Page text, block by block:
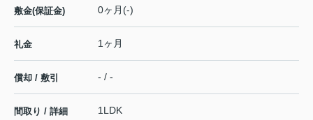
敷金(保証金) 0ヶ月(-)
礼金 1ヶ月
償却 / 敷引 - / -
間取り / 詳細
1LDK